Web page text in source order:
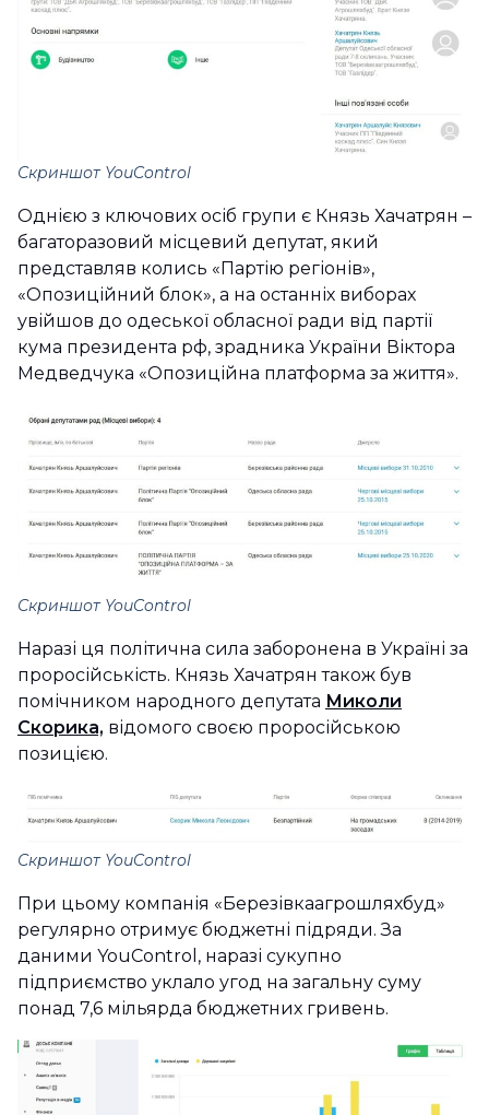
Скриншот YouControl
Однією з ключових осіб групи є Князь Хачатрян –
багаторазовий місцевий депутат, який
представляв колись «Партію регіонів»,
«Опозиційний блок», а на останніх виборах
увійшов до одеської обласної ради від партії
кума президента рф, зрадника України Віктора
Медведчука «Опозиційна платформа за життя».
Скриншот YouControl
Наразі ця політична сила заборонена в Україні за
проросійськість. Князь Хачатрян також був
помічником народного депутата Миколи
Скорика, відомого своєю проросійською
позицією.
Скриншот YouControl
При цьому компанія «Березівкаагрошляхбуд»
регулярно отримує бюджетні підряди. За
даними YouControl, наразі сукупно
підприємство уклало угод на загальну суму
понад 7,6 мільярда бюджетних гривень.